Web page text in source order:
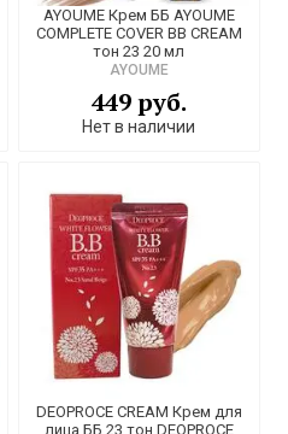
AYOUME Крем ББ AYOUME
COMPLETE COVER BB CREAM
тон 23 20 мл
AYOUME
449 руб.
Нет в наличии
DEOPROCE CREAM Крем для
лица ББ 23 тон DEOPROCE